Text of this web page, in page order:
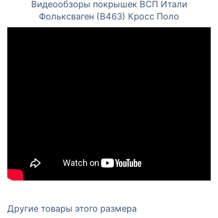
Видеообзоры покрышек ВСП Итали
Фольксваген (В463) Кросс Поло
Другие товары этого размера